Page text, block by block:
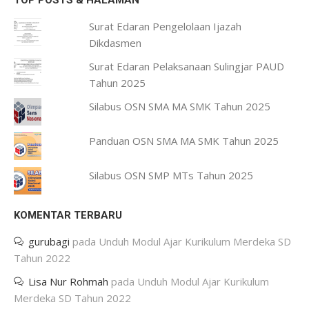
Surat Edaran Pengelolaan Ijazah
Dikdasmen
Surat Edaran Pelaksanaan Sulingjar PAUD
Tahun 2025
Silabus OSN SMA MA SMK Tahun 2025
Panduan OSN SMA MA SMK Tahun 2025
Silabus OSN SMP MTs Tahun 2025
KOMENTAR TERBARU
gurubagi pada Unduh Modul Ajar Kurikulum Merdeka SD
Tahun 2022
Lisa Nur Rohmah pada Unduh Modul Ajar Kurikulum
Merdeka SD Tahun 2022